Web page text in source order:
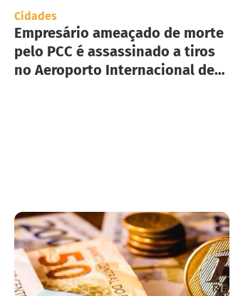
Cidades
Empresário ameaçado de morte
pelo PCC é assassinado a tiros
no Aeroporto Internacional de